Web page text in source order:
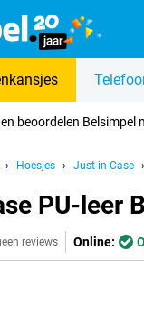
beoordelen Belsimpel
Hoesjes Just-in-Case
PU-leer
reviews Online: